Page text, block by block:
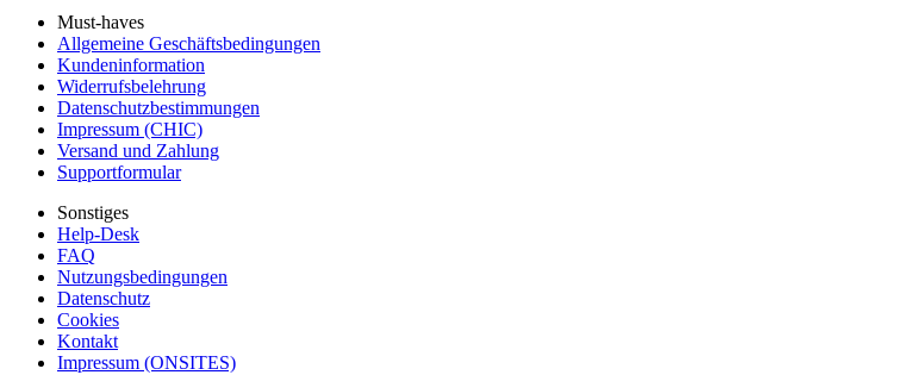
Must-haves
Allgemeine Geschäftsbedingungen
Kundeninformation
Widerrufsbelehrung
Datenschutzbestimmungen
Impressum (CHIC)
Versand und Zahlung
Supportformular
Sonstiges
Help-Desk
FAQ
Nutzungsbedingungen
Datenschutz
Cookies
Kontakt
Impressum (ONSITES)